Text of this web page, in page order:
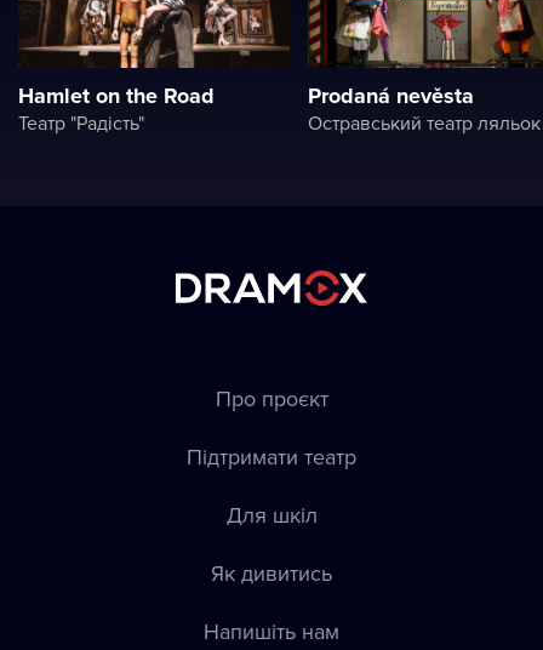
Hamlet on the Road
Театр "Радість"
Prodaná nevěsta
Остравський театр ляльок
Про проєкт
Підтримати театр
Для шкіл
Як дивитись
Напишіть нам